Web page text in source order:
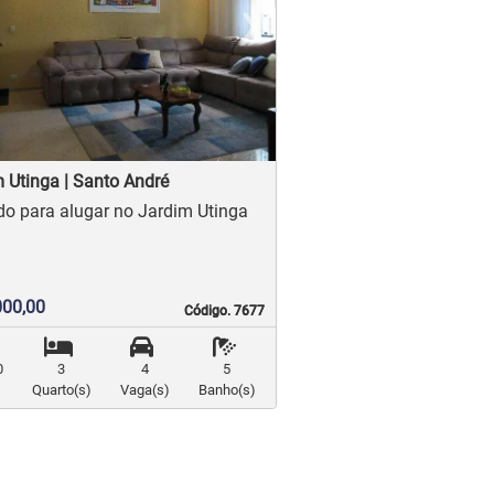
›
Next
Utinga | Santo André
Código. 7677
Código. 7677
Sobrado para alugar no Jardim Utinga
3
Quarto(s)
4
Vaga(s)
5
Banho(s)